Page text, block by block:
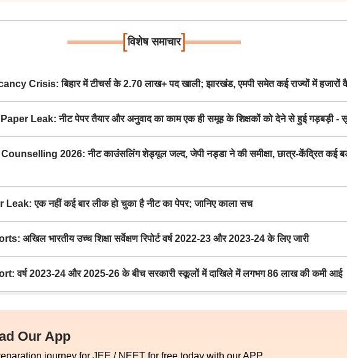
[विशेष समाचार]
Crisis: बिहार में टीचर्स के 2.70 लाख+ पद खाली; झारखंड, एमपी समेत कई राज्यों में हजारों
Leak: नीट पेपर तैयार और अनुवाद का काम एक ही समूह के शिक्षकों को देने से हुई गड़बड़ी -
2026: नीट काउंसलिंग शेड्यूल जल्द, जेपी नड्डा ने की समीक्षा, छात्र-केंद्रित कई
एक नहीं कई बार लीक हो चुका है नीट का पेपर; जानिए काला सच
अखिल भारतीय उच्च शिक्षा सर्वेक्षण रिपोर्ट वर्ष 2022-23 और 2023-24 के लिए जारी
वर्ष 2023-24 और 2025-26 के बीच सरकारी स्कूलों में दाखिले में लगभग 86 लाख की कमी आई
Our App
journey for JEE / NEET for free today with our APP